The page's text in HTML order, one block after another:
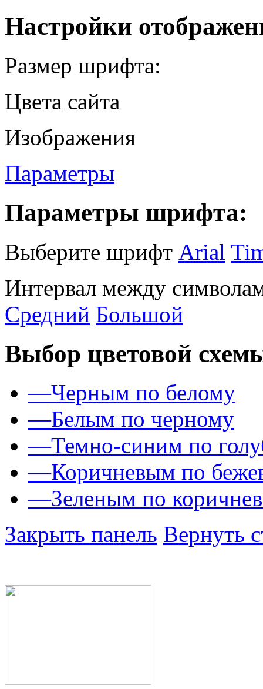
Настройки
Размер шрифта:
Цвета сайта
Изображения
Параметры
Параметры шрифта:
Выберите шрифт Arial
Интервал между
Средний Большой
Выбор цветовой
—Черным по белому
—Белым по черному
—Темно-синим по
—Коричневым по
—Зеленым по
Закрыть панель Вернуть